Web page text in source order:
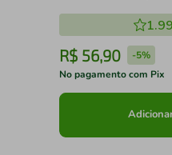
R$ 56,90 -5%
No pagamento com Pix